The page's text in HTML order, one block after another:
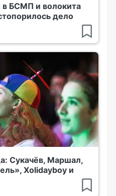
БСМП и волокита
дело
Сукачёв, Маршал,
Xolidayboy и